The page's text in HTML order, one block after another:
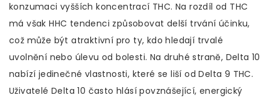
konzumaci vyšších koncentrací THC. Na rozdíl od THC
má však HHC tendenci způsobovat delší trvání účinku,
což může být atraktivní pro ty, kdo hledají trvalé
uvolnění nebo úlevu od bolesti. Na druhé straně, Delta 10
nabízí jedinečné vlastnosti, které se liší od Delta 9 THC.
Uživatelé Delta 10 často hlásí povznášející, energický